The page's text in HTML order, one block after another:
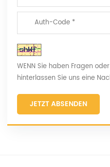
WENN Sie haben Fragen
hinterlassen Sie uns eine
JETZT ABSENDEN